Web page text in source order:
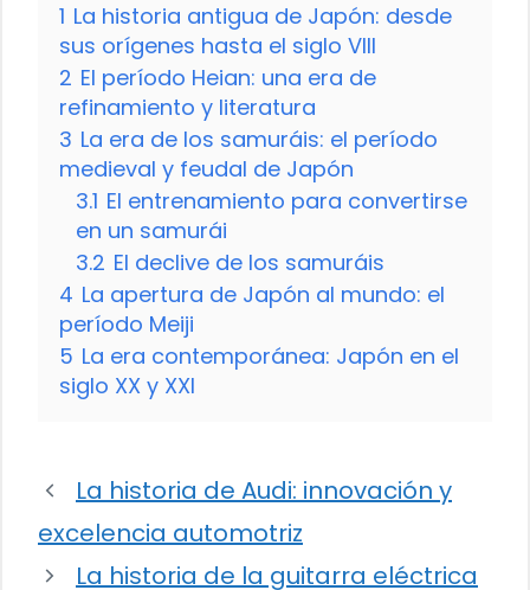
1 La historia antigua de Japón: desde
sus orígenes hasta el siglo VIII
2 El período Heian: una era de
refinamiento y literatura
3 La era de los samuráis: el período
medieval y feudal de Japón
3.1 El entrenamiento para convertirse
en un samurái
3.2 El declive de los samuráis
4 La apertura de Japón al mundo: el
período Meiji
5 La era contemporánea: Japón en el
siglo XX y XXI
La historia de Audi: innovación y
excelencia automotriz
La historia de la guitarra eléctrica